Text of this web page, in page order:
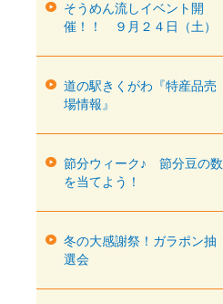
そうめん流しイベント開
催！！ ９月２４日（土）
道の駅きくがわ『特産品売
場情報』
節分ウィーク♪ 節分豆の数
を当てよう！
冬の大感謝祭！ガラポン抽
選会